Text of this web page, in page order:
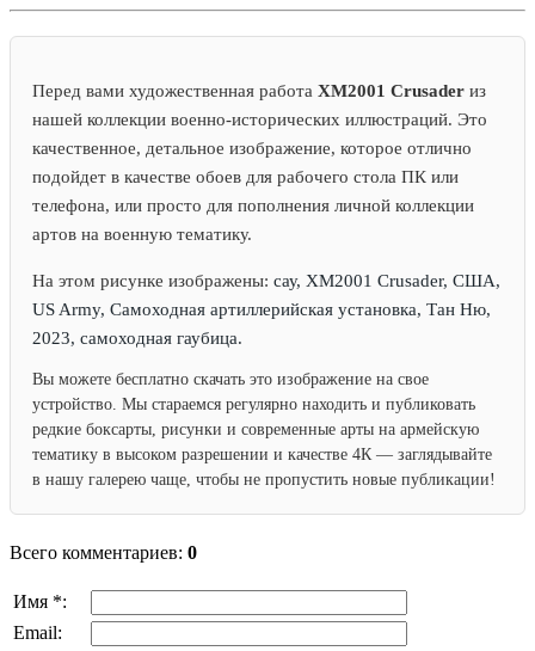
Перед вами художественная работа XM2001 Crusader из
нашей коллекции военно-исторических иллюстраций. Это
качественное, детальное изображение, которое отлично
подойдет в качестве обоев для рабочего стола ПК или
телефона, или просто для пополнения личной коллекции
артов на военную тематику.
На этом рисунке изображены: сау, XM2001 Crusader, США,
US Army, Самоходная артиллерийская установка, Тан Ню,
2023, самоходная гаубица.
Вы можете бесплатно скачать это изображение на свое
устройство. Мы стараемся регулярно находить и публиковать
редкие боксарты, рисунки и современные арты на армейскую
тематику в высоком разрешении и качестве 4К — заглядывайте
в нашу галерею чаще, чтобы не пропустить новые публикации!
Всего комментариев: 0
Имя *:
Email: